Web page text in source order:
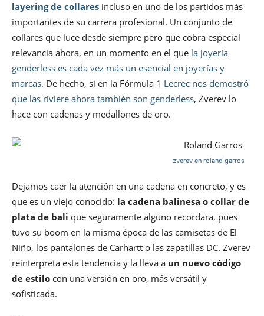
layering de collares incluso en uno de los partidos más
importantes de su carrera profesional. Un conjunto de
collares que luce desde siempre pero que cobra especial
relevancia ahora, en un momento en el que la joyería
genderless es cada vez más un esencial en joyerías y
marcas. De hecho, si en la Fórmula 1 Lecrec nos demostró
que las riviere ahora también son genderless, Zverev lo
hace con cadenas y medallones de oro.
zverev en roland garros
Dejamos caer la atención en una cadena en concreto, y es
que es un viejo conocido: la cadena balinesa o collar de
plata de bali que seguramente alguno recordara, pues
tuvo su boom en la misma época de las camisetas de El
Niño, los pantalones de Carhartt o las zapatillas DC. Zverev
reinterpreta esta tendencia y la lleva a un nuevo código
de estilo con una versión en oro, más versátil y
sofisticada.